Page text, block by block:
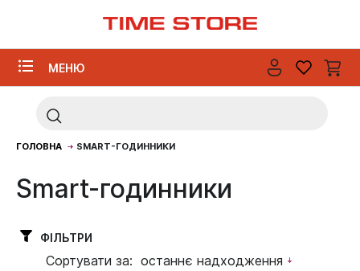
МЕНЮ
ГОЛОВНА SMART-ГОДИННИКИ
ФІЛЬТРИ
Smart-годинники
Сортувати за: останнє надходження